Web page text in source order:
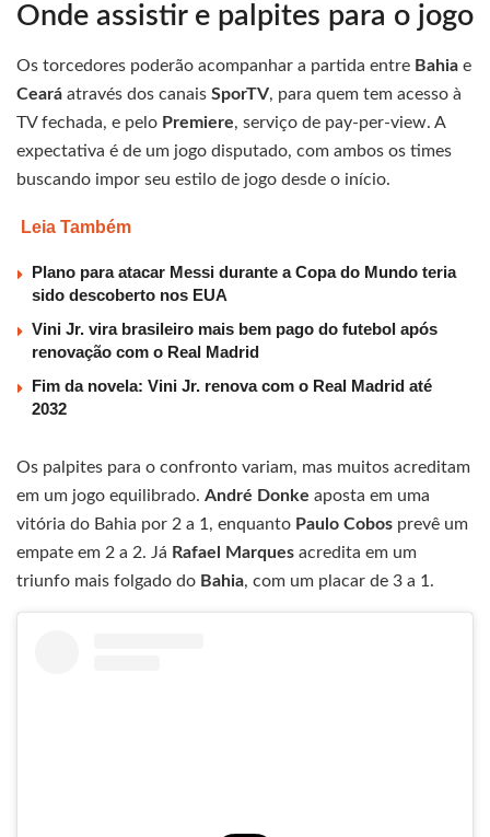
Onde assistir e palpites para o jogo
Os torcedores poderão acompanhar a partida entre Bahia e
Ceará através dos canais SporTV, para quem tem acesso à
TV fechada, e pelo Premiere, serviço de pay-per-view. A
expectativa é de um jogo disputado, com ambos os times
buscando impor seu estilo de jogo desde o início.
Leia Também
Plano para atacar Messi durante a Copa do Mundo teria
sido descoberto nos EUA
Vini Jr. vira brasileiro mais bem pago do futebol após
renovação com o Real Madrid
Fim da novela: Vini Jr. renova com o Real Madrid até
2032
Os palpites para o confronto variam, mas muitos acreditam
em um jogo equilibrado. André Donke aposta em uma
vitória do Bahia por 2 a 1, enquanto Paulo Cobos prevê um
empate em 2 a 2. Já Rafael Marques acredita em um
triunfo mais folgado do Bahia, com um placar de 3 a 1.